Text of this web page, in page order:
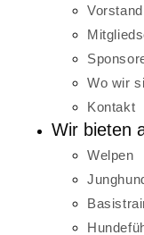
Wo wir
Kontakt
Wir bieten
Welpen